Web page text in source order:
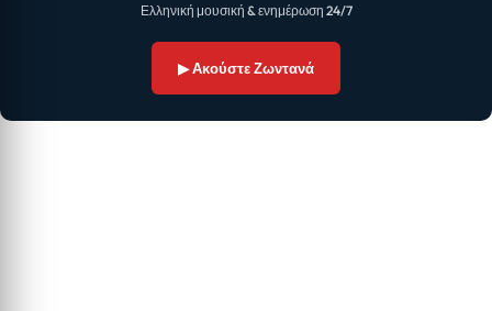
Ελληνική μουσική & ενημέρωση 24/7
▶ Ακούστε Ζωντανά